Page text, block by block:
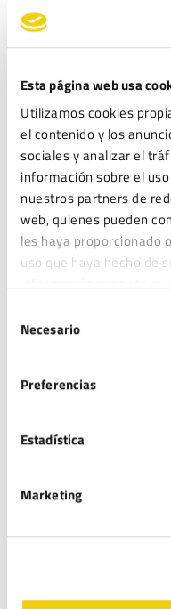
Esta página web usa
Utilizamos cookies
el contenido y los
sociales y analizar el
información sobre el
nuestros partners de
web, quienes pueden
les haya proporcionado
uso que haya hecho de
información consulte
Necesario
Preferencias
Estadística
Marketing
las
salud
Si
María José
¿Podemos